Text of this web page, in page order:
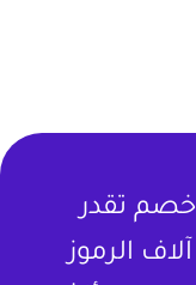
تقدر
الرموز